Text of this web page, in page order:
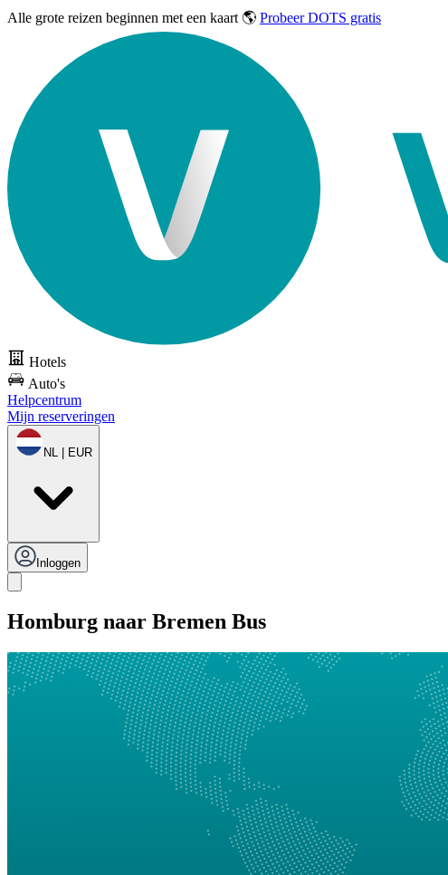
Alle grote reizen beginnen met een kaart 🌎 Probeer DOTS gratis
Hotels
Auto's
Helpcentrum
Mijn reserveringen
NL | EUR
Inloggen
Homburg naar Bremen Bus